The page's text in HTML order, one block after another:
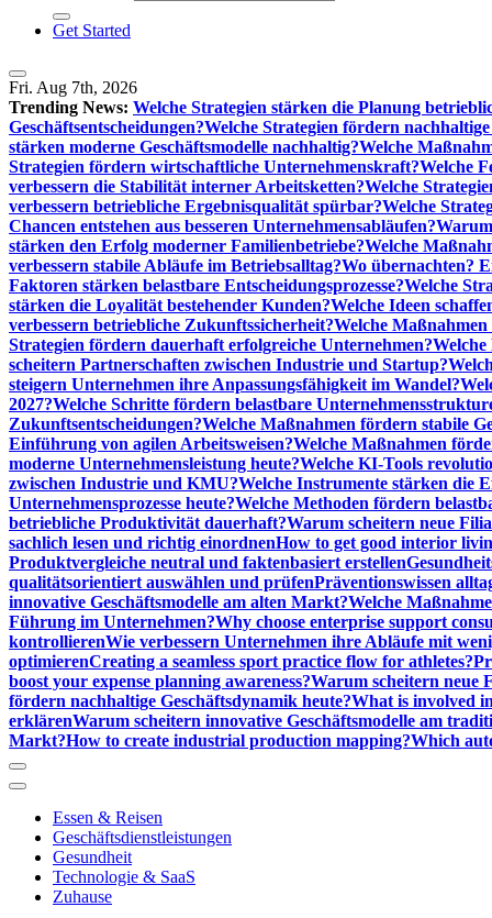
Get Started
Fri. Aug 7th, 2026
Trending News: Welche Strategien stärken die Planung
Geschäftsentscheidungen?Welche Strategien fördern
stärken moderne Geschäftsmodelle nachhaltig?Welche
Strategien fördern wirtschaftliche Unternehmenskraft?Welche
verbessern die Stabilität interner Arbeitsketten?Welche
verbessern betriebliche Ergebnisqualität spürbar?Welche
Chancen entstehen aus besseren Unternehmensabläufen?
stärken den Erfolg moderner Familienbetriebe?Welche
verbessern stabile Abläufe im Betriebsalltag?Wo übernachten?
Faktoren stärken belastbare Entscheidungsprozesse?Welche
stärken die Loyalität bestehender Kunden?Welche Ideen
verbessern betriebliche Zukunftssicherheit?Welche
Strategien fördern dauerhaft erfolgreiche Unternehmen?
scheitern Partnerschaften zwischen Industrie und Startup?
steigern Unternehmen ihre Anpassungsfähigkeit im Wandel?
2027?Welche Schritte fördern belastbare
Zukunftsentscheidungen?Welche Maßnahmen fördern stabile
Einführung von agilen Arbeitsweisen?Welche Maßnahmen
moderne Unternehmensleistung heute?Welche KI-Tools
zwischen Industrie und KMU?Welche Instrumente stärken die
Unternehmensprozesse heute?Welche Methoden fördern
betriebliche Produktivität dauerhaft?Warum scheitern neue
sachlich lesen und richtig einordnenHow to get good interior
Produktvergleiche neutral und faktenbasiert erstellen
qualitätsorientiert auswählen und prüfenPräventionswissen
innovative Geschäftsmodelle am alten Markt?Welche
Führung im Unternehmen?Why choose enterprise support
kontrollierenWie verbessern Unternehmen ihre Abläufe mit
optimierenCreating a seamless sport practice flow for athletes?
boost your expense planning awareness?Warum scheitern neue
fördern nachhaltige Geschäftsdynamik heute?What is involved
erklärenWarum scheitern innovative Geschäftsmodelle am
Markt?How to create industrial production mapping?Which
Essen & Reisen
Geschäftsdienstleistungen
Gesundheit
Technologie & SaaS
Zuhause